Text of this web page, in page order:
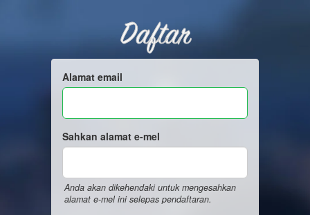
Daftar
Alamat email
Sahkan alamat e-mel
Anda akan dikehendaki untuk mengesahkan
alamat e-mel ini selepas pendaftaran.